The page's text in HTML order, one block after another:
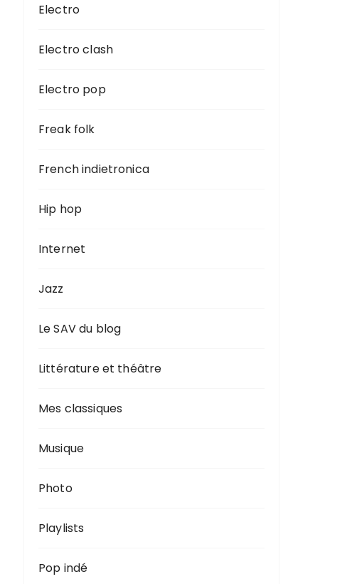
Electro
Electro clash
Electro pop
Freak folk
French indietronica
Hip hop
Internet
Jazz
Le SAV du blog
Littérature et théâtre
Mes classiques
Musique
Photo
Playlists
Pop indé